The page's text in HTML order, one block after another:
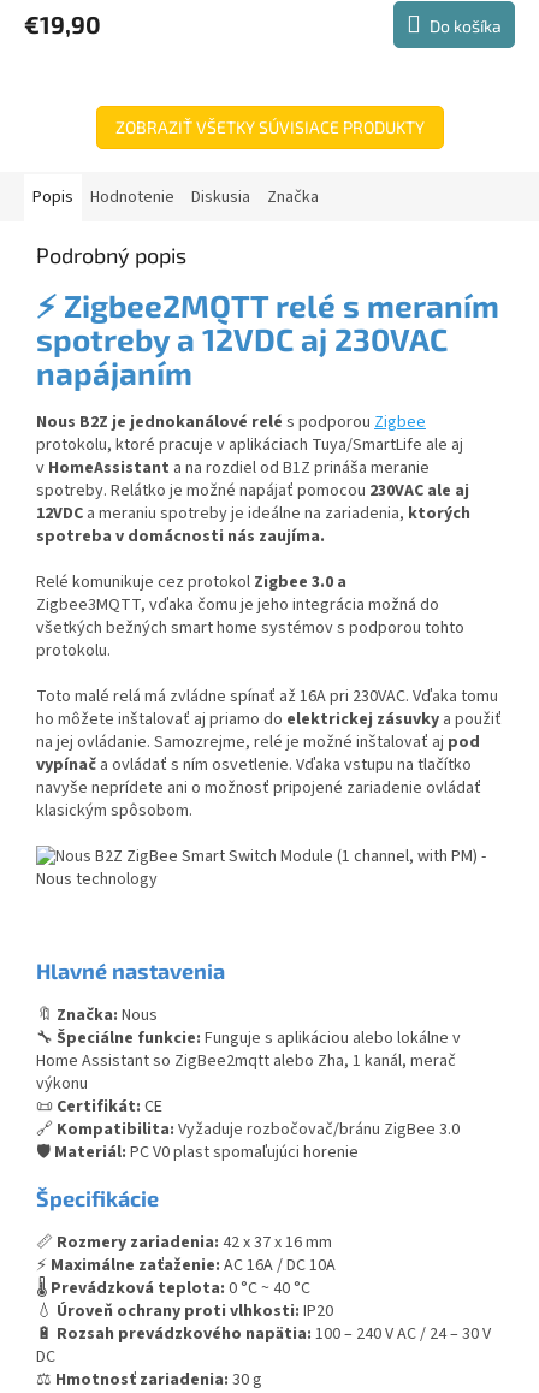
€19,90 Do košíka
ZOBRAZIŤ VŠETKY SÚVISIACE PRODUKTY
Popis Hodnotenie Diskusia Značka
Podrobný popis
⚡ Zigbee2MQTT relé s meraním
spotreby a 12VDC aj 230VAC
napájaním
Nous B2Z je jednokanálové relé s podporou Zigbee
protokolu, ktoré pracuje v aplikáciach Tuya/SmartLife ale aj
v HomeAssistant a na rozdiel od B1Z prináša meranie
spotreby. Relátko je možné napájať pomocou 230VAC ale aj
12VDC a meraniu spotreby je ideálne na zariadenia, ktorých
spotreba v domácnosti nás zaujíma.
Relé komunikuje cez protokol Zigbee 3.0 a
Zigbee3MQTT, vďaka čomu je jeho integrácia možná do
všetkých bežných smart home systémov s podporou tohto
protokolu.
Toto malé relá má zvládne spínať až 16A pri 230VAC. Vďaka tomu
ho môžete inštalovať aj priamo do elektrickej zásuvky a použiť
na jej ovládanie. Samozrejme, relé je možné inštalovať aj pod
vypínač a ovládať s ním osvetlenie. Vďaka vstupu na tlačítko
navyše neprídete ani o možnosť pripojené zariadenie ovládať
klasickým spôsobom.
Hlavné nastavenia
🔖 Značka: Nous
🔧 Špeciálne funkcie: Funguje s aplikáciou alebo lokálne v
Home Assistant so ZigBee2mqtt alebo Zha, 1 kanál, merač
výkonu
📜 Certifikát: CE
🔗 Kompatibilita: Vyžaduje rozbočovač/bránu ZigBee 3.0
🛡️ Materiál: PC V0 plast spomaľujúci horenie
Špecifikácie
📏 Rozmery zariadenia: 42 x 37 x 16 mm
⚡ Maximálne zaťaženie: AC 16A / DC 10A
🌡️ Prevádzková teplota: 0 °C ~ 40 °C
💧 Úroveň ochrany proti vlhkosti: IP20
🔋 Rozsah prevádzkového napätia: 100 – 240 V AC / 24 – 30 V
DC
⚖️ Hmotnosť zariadenia: 30 g